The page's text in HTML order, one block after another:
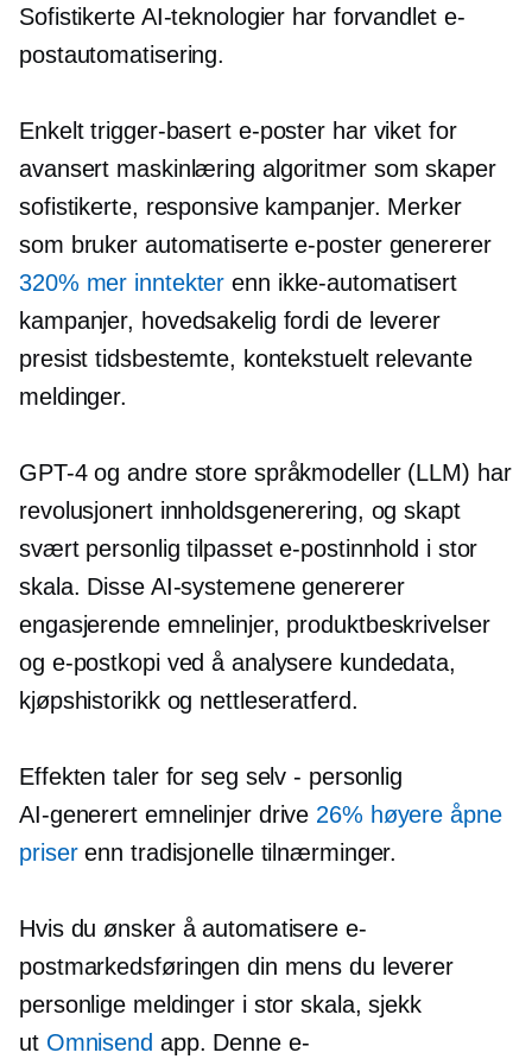
Sofistikerte AI-teknologier har forvandlet e-
postautomatisering.
Enkelttrigger-baserte-poster har viket for
avansert maskinlæring algoritmer som skaper
sofistikerte, responsive kampanjer. Merker
som bruker automatiserte e-poster genererer
320% mer inntekter enn ikke-automatisert
kampanjer, hovedsakelig fordi de leverer
presist tidsbestemte, kontekstuelt relevante
meldinger.
GPT-4og andre store språkmodeller (LLM) har
revolusjonert innholdsgenerering, og skapt
svært personlig tilpasset e-postinnhold i stor
skala. Disse AI-systemene genererer
engasjerende emnelinjer, produktbeskrivelser
og e-postkopi ved å analysere kundedata,
kjøpshistorikk og nettleseratferd.
Effekten taler for seg selv - personlig
AI-generertemnelinjer drive 26% høyere åpne
priserenn tradisjonelle tilnærminger.
Hvis du ønsker å automatisere e-
postmarkedsføringen din mens du leverer
personlige meldinger i stor skala, sjekk
ut Omnisend app. Denne e-